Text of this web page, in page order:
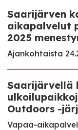
Saarijärven
aikapalvelut
2025
Ajankohtaista
Saarijärvellä
Outdoors -
Vapaa-